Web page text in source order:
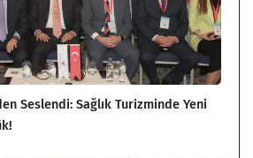
Seslendi: Sağlık Turizminde Yeni